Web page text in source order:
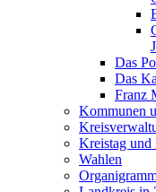
Das
Das
Franz
Kommunen
Kreistag und
Wahlen